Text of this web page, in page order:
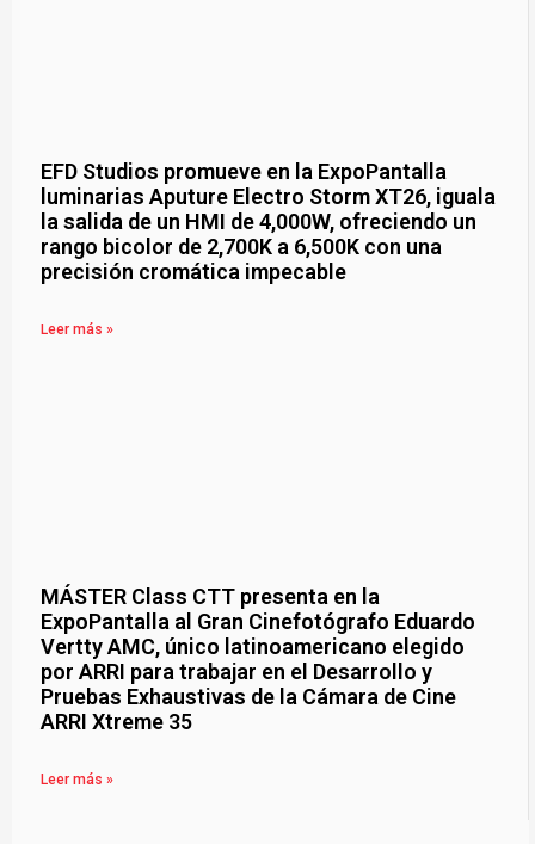
EFD Studios promueve en la ExpoPantalla
luminarias Aputure Electro Storm XT26, iguala
la salida de un HMI de 4,000W, ofreciendo un
rango bicolor de 2,700K a 6,500K con una
precisión cromática impecable
Leer más »
MÁSTER Class CTT presenta en la
ExpoPantalla al Gran Cinefotógrafo Eduardo
Vertty AMC, único latinoamericano elegido
por ARRI para trabajar en el Desarrollo y
Pruebas Exhaustivas de la Cámara de Cine
ARRI Xtreme 35
Leer más »